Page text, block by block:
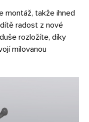
montáž, takže ihned
radost z nové
rozložíte, díky
milovanou